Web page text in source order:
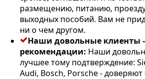
размещению, питанию,
выходных пособий. Вам не
ни о чем другом.
Наши довольные клиенты
рекомендации: Наши
лучшее тому подтверждение:
Audi, Bosch, Porsche -